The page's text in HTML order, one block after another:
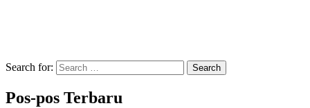
Search for: Search
Pos-pos Terbaru